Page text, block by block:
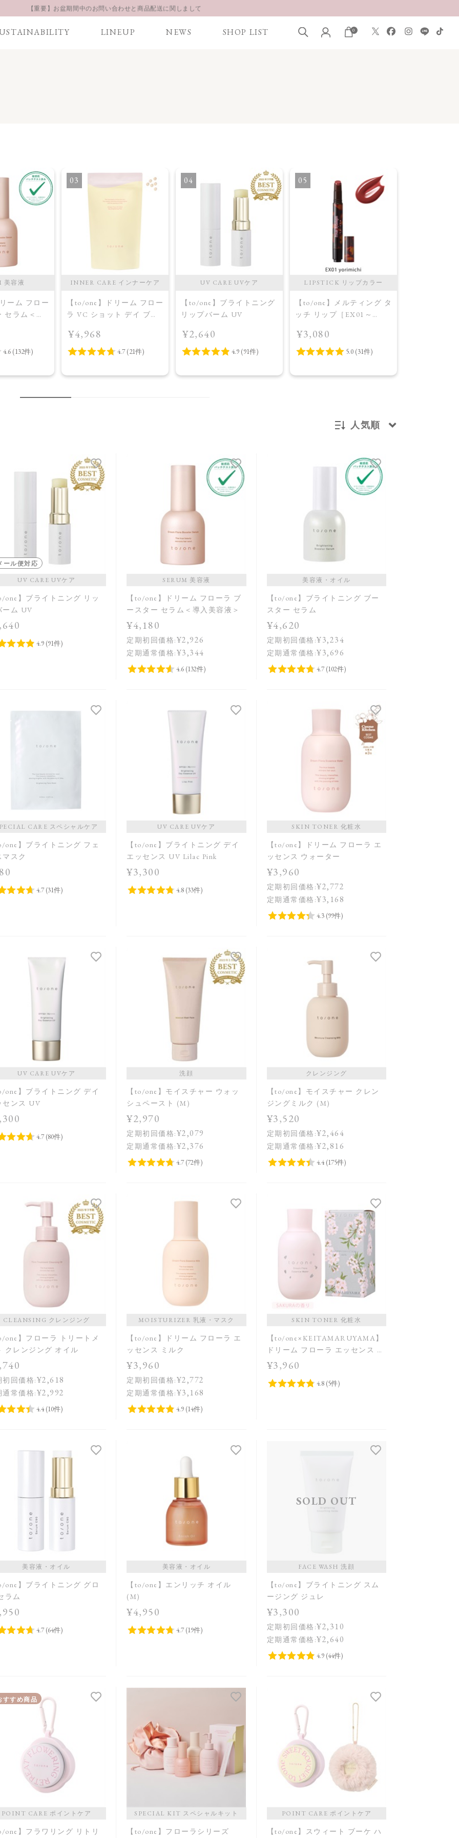
【重要】お盆期間中のお問い合わせと商品配送に関しまして
LINEUP NEWS SHOP LIST 0
美容液
ーム フロー
セラム＜導
3
INNER CARE インナーケア
【to/one】ドリーム フロー
ラ VC ショット デイ ブラ
品＞
¥4,968
4
UV CARE UVケア
【to/one】ブライトニング
リップバーム UV
¥2,640
5
LIPSTICK リップカラー
【to/one】メルティング タ
ッチ リップ［EX01～
yorimichi
¥3,080
人気順
発売日順
価格が安い
レビューが多い順
ール便対応
UV CARE UVケア
one】ブライトニング リッ
ーム UV
SERUM 美容液
【to/one】ドリーム フローラ ブ
ースター セラム＜導入美容液＞
¥4,180
定期初回価格:¥2,926
定期通常価格:¥3,344
美容液・オイル
【to/one】ブライトニング ブー
スター セラム
¥4,620
定期初回価格:¥3,234
定期通常価格:¥3,696
CARE スペシャルケア
one】ブライトニング フェ
マスク
UV CARE UVケア
【to/one】ブライトニング デイ
エッセンス UV Lilac Pink
¥3,300
SKIN TONER 化粧水
【to/one】ドリーム フローラ エ
ッセンス ウォーター
¥3,960
定期初回価格:¥2,772
定期通常価格:¥3,168
UV CARE UVケア
one】ブライトニング デイ
センス UV
洗顔
【to/one】モイスチャー ウォッ
シュペースト (M)
¥2,970
定期初回価格:¥2,079
定期通常価格:¥2,376
クレンジング
【to/one】モイスチャー クレン
ジングミルク (M)
¥3,520
定期初回価格:¥2,464
定期通常価格:¥2,816
CLEANSING クレンジング
one】フローラ トリートメ
クレンジング オイル
初回価格:¥2,618
通常価格:¥2,992
MOISTURIZER 乳液・マスク
【to/one】ドリーム フローラ エ
ッセンス ミルク
¥3,960
定期初回価格:¥2,772
定期通常価格:¥3,168
SKIN TONER 化粧水
【to/one×KEITAMARUYAMA】
ドリーム フローラ エッセンス ウ
ォーター SAKURA in Bloom＜限
定品＞
¥3,960
美容液・オイル
one】ブライトニング グロ
ラム
美容液・オイル
【to/one】エンリッチ オイル
(M)
¥4,950
SOLD OUT
FACE WASH 洗顔
【to/one】ブライトニング スム
ージング ジュレ
¥3,300
定期初回価格:¥2,310
定期通常価格:¥2,640
すすめ商品
POINT CARE ポイントケア
one】フラワリング リトリ
SPECIAL KIT スペシャルキット
【to/one】フローラシリーズ
POINT CARE ポイントケア
【to/one】スウィート ブーケ ハ